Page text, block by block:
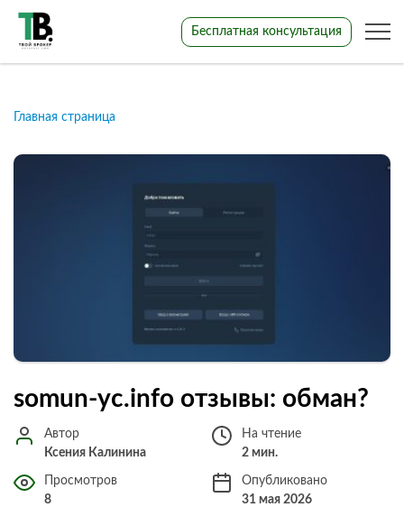
Бесплатная консультация
Главная страница
somun-yc.info отзывы: обман?
Автор
Ксения Калинина
На чтение
2 мин.
Просмотров
8
Опубликовано
31 мая 2026